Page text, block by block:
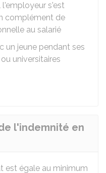
s'est
complément de
au salarié
un jeune pendant ses
universitaires
l'indemnité en
est égale au minimum